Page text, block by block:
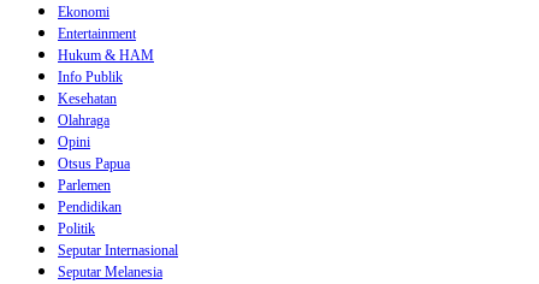
Ekonomi
Entertainment
Hukum & HAM
Info Publik
Kesehatan
Olahraga
Opini
Otsus Papua
Parlemen
Pendidikan
Politik
Seputar Internasional
Seputar Melanesia